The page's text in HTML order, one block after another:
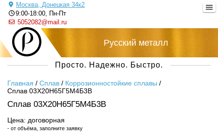
Москва, Донецкая 34к2
9:00-18:00, Пн-Пт
5052082@mail.ru
Русский металл
Просто. Надежно. Быстро.
Главная / Сплав / Коррозионностойкие сплавы /
Сплав 03Х20Н65Г5М4Б3В
Сплав 03Х20Н65Г5М4Б3В
Цена: договорная
- от объёма, заполните заявку